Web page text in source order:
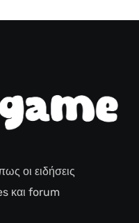
οι ειδήσεις
και forum